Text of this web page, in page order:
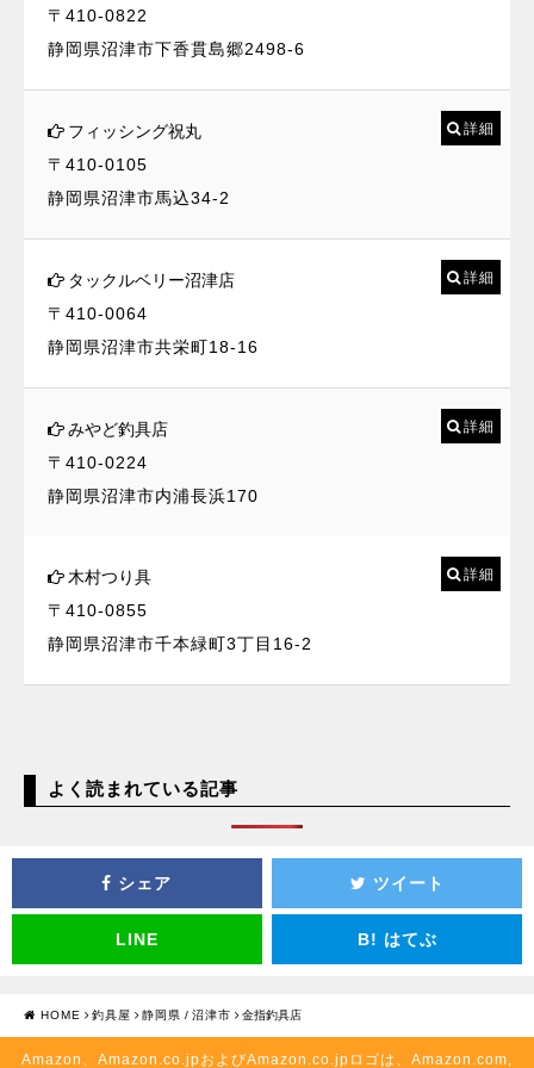
〒410-0822
静岡県沼津市下香貫島郷2498-6
フィッシング祝丸
〒410-0105
静岡県沼津市馬込34-2
詳細
タックルベリー沼津店
〒410-0064
静岡県沼津市共栄町18-16
詳細
みやど釣具店
〒410-0224
静岡県沼津市内浦長浜170
詳細
木村つり具
〒410-0855
静岡県沼津市千本緑町3丁目16-2
詳細
よく読まれている記事
シェア ツイート
LINE B! はてぶ
HOME 釣具屋 静岡県 / 沼津市 金指釣具店
Amazon、Amazon.co.jpおよびAmazon.co.jpロゴは、Amazon.com,